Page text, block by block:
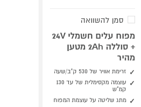
סמן להשוואה
מפוח עלים חשמלי 24V
+ סוללה 2Ah מטען
מהיר
זרימת אוויר של 530 ק"ב/שעה
עוצמה מקסימלית של עד 130
קמ"ש
מתג שליטה על עוצמת המפוח